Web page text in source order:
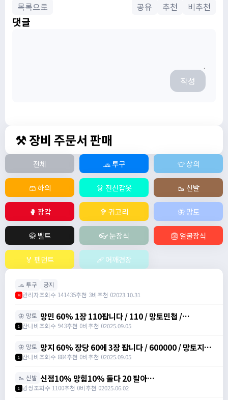
목록으로 공유 추천 비추천
댓글
작성
⚒️ 장비 주문서 판매
전체 🧢 투구 👕 상의
🩳 하의 👗 전신갑옷 🥾 신발
🥊 장갑 🦻 귀고리 🦋 망토
🥋 벨트 👓 눈장식 👺 얼굴장식
🏅 펜던트 🩹 어깨견장
🧢 투구 공지
M 관리자조회수 141435추천 3비추천 02023.10.31
🦋 망토 망민 60% 1장 110팝니다 / 110 / 망토민첩 /
https://open.kakao.com/o/svY6joQh
1 잔나비조회수 943추천 0비추천 02025.09.05
🦋 망토 망지 60% 장당 60에 3장 팝니다 / 600000 / 망토지력
주문서 / https://open.kakao.com/o/svY6joQh
1 잔나비조회수 884추천 0비추천 02025.09.05
🥾 신발 신점10% 망힘10% 둘다 20 팔아
요/https://open.kakao.com/o/s3bLwqtf /
1 광짱조회수 1100추천 0비추천 02025.06.02